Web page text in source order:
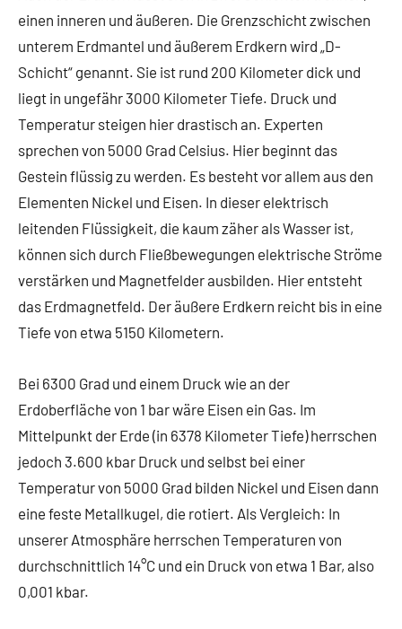
einen inneren und äußeren. Die Grenzschicht zwischen
unterem Erdmantel und äußerem Erdkern wird „D-
Schicht“ genannt. Sie ist rund 200 Kilometer dick und
liegt in ungefähr 3000 Kilometer Tiefe. Druck und
Temperatur steigen hier drastisch an. Experten
sprechen von 5000 Grad Celsius. Hier beginnt das
Gestein flüssig zu werden. Es besteht vor allem aus den
Elementen Nickel und Eisen. In dieser elektrisch
leitenden Flüssigkeit, die kaum zäher als Wasser ist,
können sich durch Fließbewegungen elektrische Ströme
verstärken und Magnetfelder ausbilden. Hier entsteht
das Erdmagnetfeld. Der äußere Erdkern reicht bis in eine
Tiefe von etwa 5150 Kilometern.
Bei 6300 Grad und einem Druck wie an der
Erdoberfläche von 1 bar wäre Eisen ein Gas. Im
Mittelpunkt der Erde (in 6378 Kilometer Tiefe) herrschen
jedoch 3.600 kbar Druck und selbst bei einer
Temperatur von 5000 Grad bilden Nickel und Eisen dann
eine feste Metallkugel, die rotiert. Als Vergleich: In
unserer Atmosphäre herrschen Temperaturen von
durchschnittlich 14°C und ein Druck von etwa 1 Bar, also
0,001 kbar.